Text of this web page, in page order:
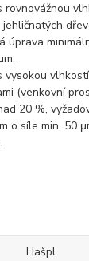
úprava
(venkovní
20 %,
o síle min. 50
Hašpl